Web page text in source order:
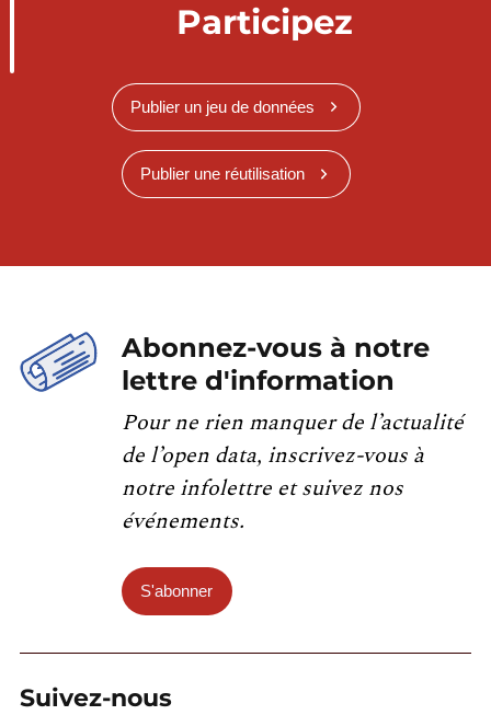
Participez
Publier un jeu de données
Publier une réutilisation
Abonnez-vous à notre
lettre d'information
Pour ne rien manquer de l’actualité
de l’open data, inscrivez-vous à
notre infolettre et suivez nos
événements.
S'abonner
Suivez-nous